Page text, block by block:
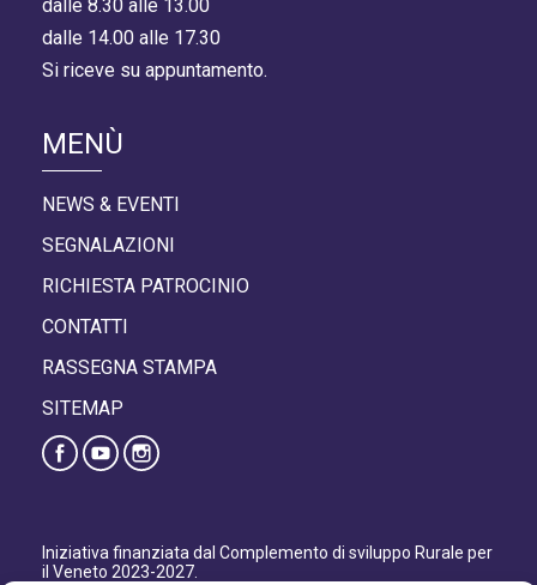
dalle 8.30 alle 13.00
dalle 14.00 alle 17.30
Si riceve su appuntamento.
MENÙ
NEWS & EVENTI
SEGNALAZIONI
RICHIESTA PATROCINIO
CONTATTI
RASSEGNA STAMPA
SITEMAP
Iniziativa finanziata dal Complemento di sviluppo Rurale per
il Veneto 2023-2027.